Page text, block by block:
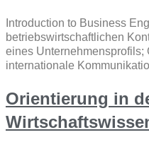
Introduction to Business
betriebswirtschaftlichen
eines Unternehmensprofils;
internationale
Orientierung in